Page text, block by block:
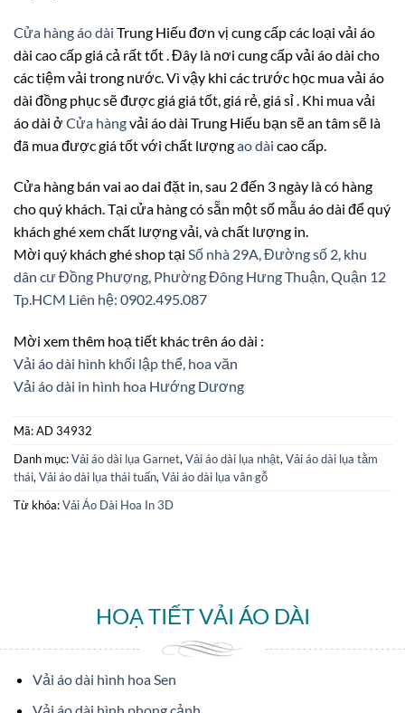
Cửa hàng áo dài Trung Hiếu đơn vị cung cấp các loại vải áo
dài cao cấp giá cả rất tốt . Đây là nơi cung cấp vải áo dài cho
các tiệm vải trong nước. Vì vậy khi các trước học mua vải áo
dài đồng phục sẽ được giá giá tốt, giá rẻ, giá sỉ . Khi mua vải
áo dài ở Cửa hàngvải áo dài Trung Hiếu bạn sẽ an tâm sẽ là
đã mua được giá tốt với chất lượngao dài cao cấp.
Cửa hàng bán vai ao dai đặt in, sau 2 đến 3 ngày là có hàng
cho quý khách. Tại cửa hàng có sẵn một số mẫu áo dài để quý
khách ghé xem chất lượng vải, và chất lượng in.
Mời quý khách ghé shop tại Số nhà 29A, Đường số 2, khu
dân cư Đồng Phượng, Phường Đông Hưng Thuận, Quận 12
Tp.HCM Liên hệ: 0902.495.087
Mời xem thêm hoạ tiết khác trên áo dài :
Vải áo dài hình khối lập thể, hoa văn
Vải áo dài in hình hoa Hướng Dương
Mã:AD 34932
Danh mục:Vải áo dài lụa Garnet, Vải áo dài lụa nhật, Vải áo dài lụa tằm
thái, Vải áo dài lụa thái tuấn, Vải áo dài lụa vân gỗ
Từ khóa:Vải Áo Dài Hoa In 3D
HOẠ TIẾT VẢI ÁO DÀI
Vải áo dài hình hoa Sen